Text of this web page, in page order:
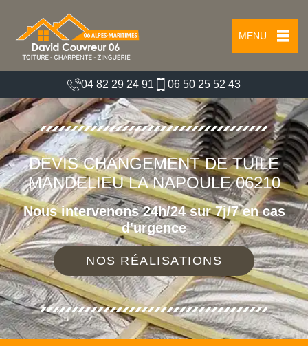
MENU
04 82 29 24 91 06 50 25 52 43
DEVIS CHANGEMENT DE TUILE
MANDELIEU LA NAPOULE 06210
Nous intervenons 24h/24 sur 7j/7 en cas
d'urgence
NOS RÉALISATIONS